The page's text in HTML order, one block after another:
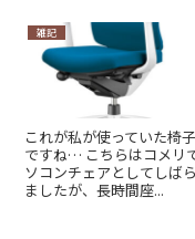
雑記
これが私が使っていた椅
ですね… こちらはコメリ
ソコンチェアとしてしば
ましたが、長時間座...